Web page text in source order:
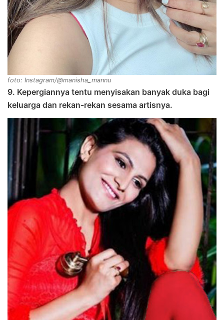
foto: Instagram/@manisha_mannu
9. Kepergiannya tentu menyisakan banyak duka bagi
keluarga dan rekan-rekan sesama artisnya.